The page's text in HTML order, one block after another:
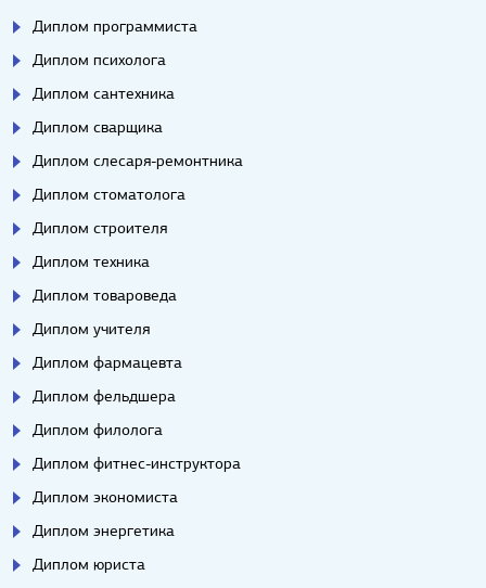
Диплом программиста
Диплом психолога
Диплом сантехника
Диплом сварщика
Диплом слесаря-ремонтника
Диплом стоматолога
Диплом строителя
Диплом техника
Диплом товароведа
Диплом учителя
Диплом фармацевта
Диплом фельдшера
Диплом филолога
Диплом фитнес-инструктора
Диплом экономиста
Диплом энергетика
Диплом юриста